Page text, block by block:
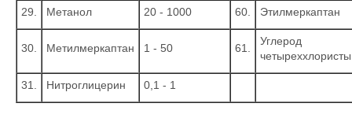
29. Метанол 20 - 1000 60. Этилмеркаптан
30. Метилмеркаптан 1 - 50 61.
Углерод
31. Нитроглицерин 0,1 - 1